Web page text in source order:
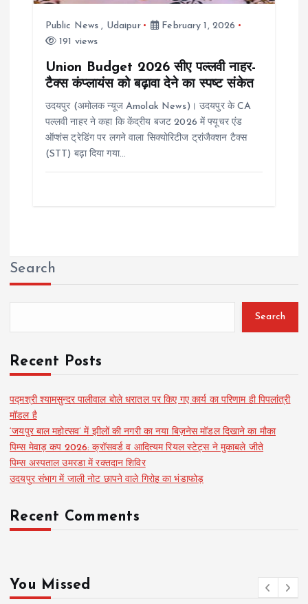
Public News , Udaipur
February 1, 2026
191 views
Union Budget 2026 सीए पल्लवी नाहर-
टैक्स कंप्लायंस को बढ़ावा देने का स्पष्ट संकेत
उदयपुर (अमोलक न्यूज Amolak News)। उदयपुर के CA
पल्लवी नाहर ने कहा कि केंद्रीय बजट 2026 में फ्यूचर एंड
ऑप्शंस ट्रेडिंग पर लगने वाला सिक्योरिटीज ट्रांजैक्शन टैक्स
(STT) बढ़ा दिया गया…
Search
Search
Recent Posts
पद्मश्री श्यामसुन्दर पालीवाल बोले धरातल पर किए गए कार्य का परिणाम ही पिपलांत्री
मॉडल है
‘जयपुर बाल महोत्सव’ में झीलों की नगरी का नया बिज़नेस मॉडल दिखाने का मौका
पिम्स मेवाड़ कप 2026: क्रॉसवर्ड व आदित्यम रियल स्टेट्स ने मुकाबले जीते
पिम्स अस्पताल उमरडा में रक्तदान शिविर
उदयपुर संभाग में जाली नोट छापने वाले गिरोह का भंडाफोड़
Recent Comments
You Missed